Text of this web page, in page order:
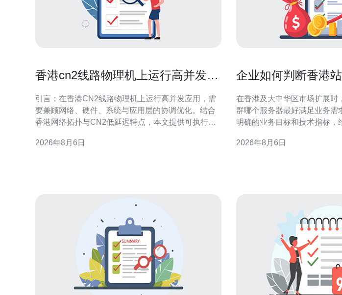
香港cn2线路物理机上运行高并发应
引言：在香港CN2线路物理机上运行高并发应用，需
要兼顾网络、硬件、系统与应用层的协调优化。结合
香港网络拓扑与CN2低延迟特点，本文提供可执行的
低延迟并增强稳定性，适合面向本地与区域性GEO搜
2026年8月6日
企业如何判断香港
在香港及大中华区市场扩展时
群哪个服务器最好满足业务需
明确的业务目标和技术指标，
衡，确保SEO与GEO优化效果。 明确业务需求与
2026年8月6日